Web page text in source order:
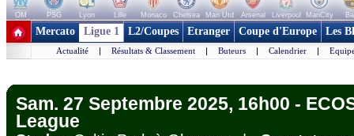
OM PSG Lyon Lille Monaco Chelsea Man Utd Arsenal Liverpool ManCity
+ de clubs
Mercato Ligue 1 L2/Coupes Etranger Coupe d'Europe Les
Actualité | Résultats & Classement | Buteurs | Calendrier |
Sam. 27 Septembre 2025, 16h00 -
League